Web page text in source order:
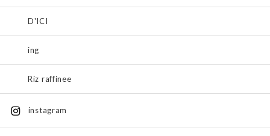
D'ICI
ing
Riz raffinee
instagram